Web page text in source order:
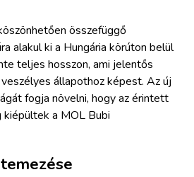
összefüggő
alakul ki a Hungária körúton belül
teljes hosszon, ami jelentős
állapothoz képest. Az új
fogja növelni, hogy az érintett
kiépültek a MOL Bubi